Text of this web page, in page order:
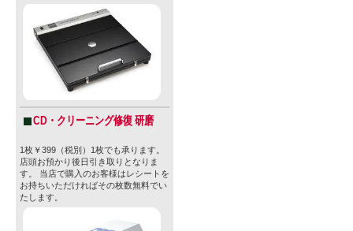
CD・クリーニング修復 研磨
1枚￥399（税別）1枚でも承ります。
店頭お預かり後日引き取りとなりま
す。 当店で購入のお客様はレシートを
お持ちいただければその枚数無料でい
たします。